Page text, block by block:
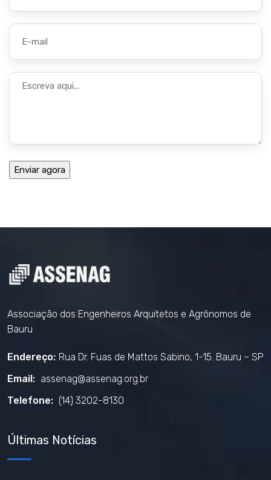
Associação dos Engenheiros Arquitetos e Agrônomos de
Bauru
Endereço: Rua Dr. Fuas de Mattos Sabino, 1-15. Bauru – SP
Email: assenag@assenag.org.br
Telefone: (14) 3202-8130
Últimas Notícias